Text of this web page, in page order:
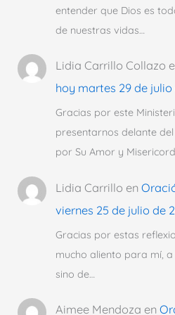
entender que Dios es
de nuestras vidas…
Lidia Carrillo Collazo
hoy martes 29 de julio
Gracias por este
presentarnos delante
por Su Amor y
Lidia Carrillo en
viernes 25 de julio de
Gracias por estas
mucho aliento para mí,
sino de…
Aimee Mendoza en